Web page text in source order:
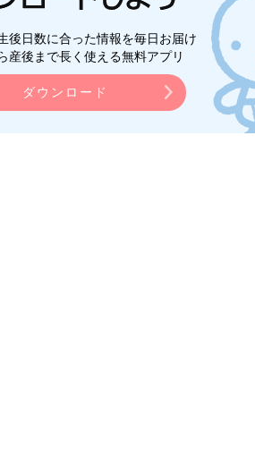
後日数に合った情報を毎日お届け
産後まで長く使える無料アプリ
ダウンロード